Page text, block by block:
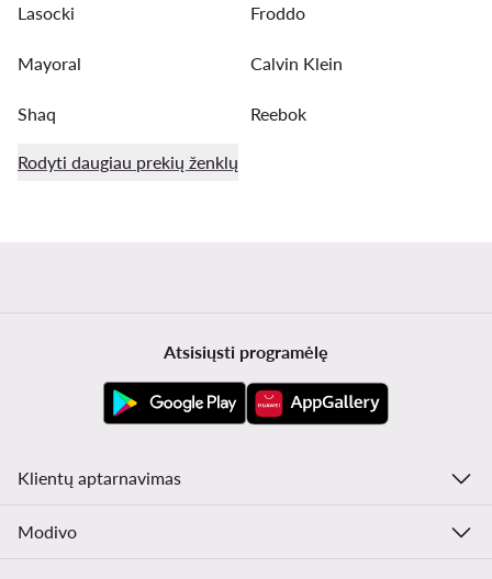
Lasocki Froddo
Mayoral Calvin Klein
Shaq Reebok
Rodyti daugiau prekių ženklų
Atsisiųsti programėlę
Klientų aptarnavimas
Modivo